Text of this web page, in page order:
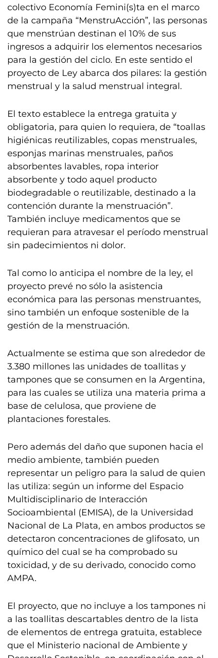
colectivo Economía Femini(s)ta en el marco
de la campaña “MenstruAcción”, las personas
que menstrúan destinan el 10% de sus
ingresos a adquirir los elementos necesarios
para la gestión del ciclo. En este sentido el
proyecto de Ley abarca dos pilares: la gestión
menstrual y la salud menstrual integral.
El texto establece la entrega gratuita y
obligatoria, para quien lo requiera, de “toallas
higiénicas reutilizables, copas menstruales,
esponjas marinas menstruales, paños
absorbentes lavables, ropa interior
absorbente y todo aquel producto
biodegradable o reutilizable, destinado a la
contención durante la menstruación”.
También incluye medicamentos que se
requieran para atravesar el período menstrual
sin padecimientos ni dolor.
Tal como lo anticipa el nombre de la ley, el
proyecto prevé no sólo la asistencia
económica para las personas menstruantes,
sino también un enfoque sostenible de la
gestión de la menstruación.
Actualmente se estima que son alrededor de
3.380 millones las unidades de toallitas y
tampones que se consumen en la Argentina,
para las cuales se utiliza una materia prima a
base de celulosa, que proviene de
plantaciones forestales.
Pero además del daño que suponen hacia el
medio ambiente, también pueden
representar un peligro para la salud de quien
las utiliza: según un informe del Espacio
Multidisciplinario de Interacción
Socioambiental (EMISA), de la Universidad
Nacional de La Plata, en ambos productos se
detectaron concentraciones de glifosato, un
químico del cual se ha comprobado su
toxicidad, y de su derivado, conocido como
AMPA.
El proyecto, que no incluye a los tampones ni
a las toallitas descartables dentro de la lista
de elementos de entrega gratuita, establece
que el Ministerio nacional de Ambiente y